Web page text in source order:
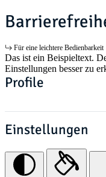
Für eine leichtere Bedienbarkeit
Das ist ein Beispieltext.
Einstellungen besser zu
Profile
Einstellungen